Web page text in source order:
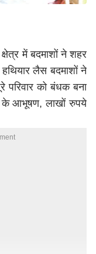
में बदमाशों ने शहर
लैस बदमाशों ने
को बंधक बना
के आभूषण, लाखों रुपये